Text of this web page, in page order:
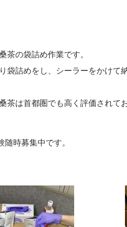
茶の袋詰め作業です。
袋詰めをし、シーラーをかけて
茶は首都圏でも高く評価され
時募集中です。